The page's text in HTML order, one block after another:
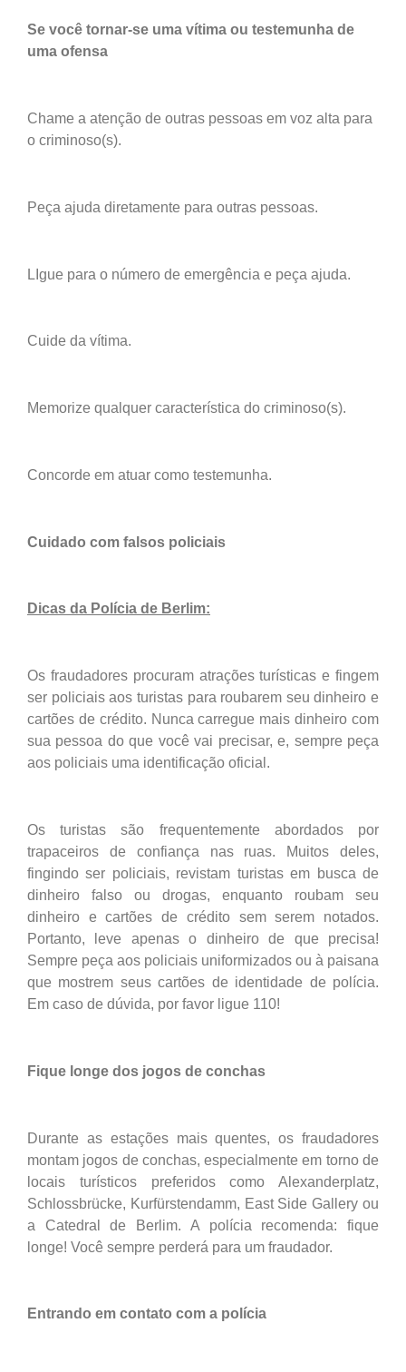
Se você tornar-se uma vítima ou testemunha de
uma ofensa
Chame a atenção de outras pessoas em voz alta para
o criminoso(s).
Peça ajuda diretamente para outras pessoas.
LIgue para o número de emergência e peça ajuda.
Cuide da vítima.
Memorize qualquer característica do criminoso(s).
Concorde em atuar como testemunha.
Cuidado com falsos policiais
Dicas da Polícia de Berlim:
Os fraudadores procuram atrações turísticas e fingem
ser policiais aos turistas para roubarem seu dinheiro e
cartões de crédito. Nunca carregue mais dinheiro com
sua pessoa do que você vai precisar, e, sempre peça
aos policiais uma identificação oficial.
Os turistas são frequentemente abordados por
trapaceiros de confiança nas ruas.
Muitos deles,
fingindo ser policiais, revistam turistas em busca de
dinheiro falso
ou drogas, enquanto roubam seu
dinheiro e cartões de crédito sem serem notados.
Portanto, leve apenas o dinheiro de que precisa!
Sempre peça aos policiais uniformizados ou à paisana
que mostrem seus cartões de identidade de polícia.
Em caso de dúvida, por favor ligue 110!
Fique longe dos jogos de conchas
Durante as estações mais quentes, os fraudadores
montam jogos de conchas, especialmente em torno de
locais turísticos preferidos como Alexanderplatz,
Schlossbrücke, Kurfürstendamm, East Side Gallery ou
a Catedral de Berlim. A polícia recomenda: fique
longe! Você sempre perderá para um fraudador.
Entrando em contato com a polícia